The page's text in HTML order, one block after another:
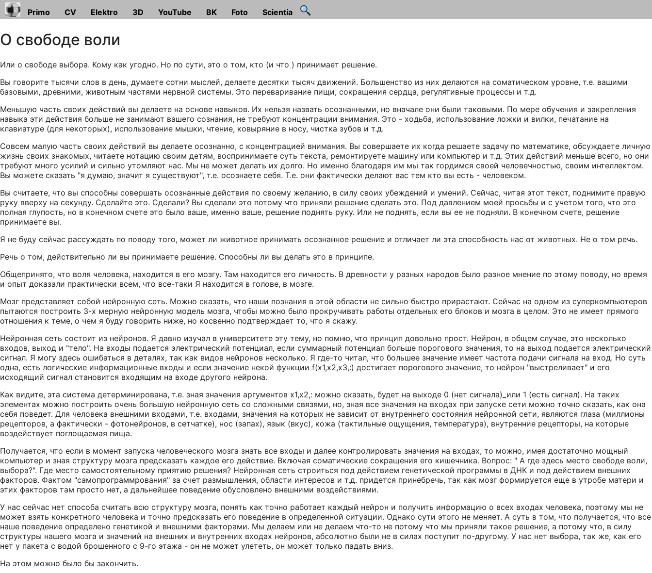
Primo CV Elektro 3D YouTube ВК Foto Scientia
О свободе воли
Или о свободе выбора. Кому как угодно. Но по сути, это о том, кто (и что ) принимает решение.
Вы говорите тысячи слов в день, думаете сотни мыслей, делаете десятки тысяч движений. Большенство из них делаются на соматическом уровне, т.е. вашими
базовыми, древними, животным частями нервной системы. Это переваривание пищи, сокращения сердца, регулятивные процессы и т.д.
Меньшую часть своих действий вы делаете на основе навыков. Их нельзя назвать осознанными, но вначале они были таковыми. По мере обучения и закрепления
навыка эти действия больше не занимают вашего сознания, не требуют концентрации внимания. Это - ходьба, использование ложки и вилки, печатание на
клавиатуре (для некоторых), использование мышки, чтение, ковыряние в носу, чистка зубов и т.д.
Совсем малую часть своих действий вы делаете осознанно, с концентрацией внимания. Вы совершаете их когда решаете задачу по математике, обсуждаете личную
жизнь своих знакомых, читаете нотацию своим детям, воспринимаете суть текста, ремонтируете машину или компьютер и т.д. Этих действий меньше всего, но они
требуют много усилий и сильно утомляют нас. Мы не может делать их долго. Но именно благодаря им мы так гордимся своей человечностью, своим интеллектом.
Вы можете сказать "я думаю, значит я существуют", т.е. осознаете себя. Т.е. они фактически делают вас тем кто вы есть - человеком.
Вы считаете, что вы способны совершать осознанные действия по своему желанию, в силу своих убеждений и умений. Сейчас, читая этот текст, поднимите правую
руку вверху на секунду. Сделайте это. Сделали? Вы сделали это потому что приняли решение сделать это. Под давлением моей просьбы и с учетом того, что это
полная глупость, но в конечном счете это было ваше, именно ваше, решение поднять руку. Или не поднять, если вы ее не подняли. В конечном счете, решение
принимаете вы.
Я не буду сейчас рассуждать по поводу того, может ли животное принимать осознанное решение и отличает ли эта способность нас от животных. Не о том речь.
Речь о том, действительно ли вы принимаете решение. Способны ли вы делать это в принципе.
Общепринято, что воля человека, находится в его мозгу. Там находится его личность. В древности у разных народов было разное мнение по этому поводу, но время
и опыт доказали практически всем, что все-таки Я находится в голове, в мозге.
Мозг представляет собой нейронную сеть. Можно сказать, что наши познания в этой области не сильно быстро прирастают. Сейчас на одном из суперкомпьютеров
пытаются построить 3-х мерную нейронную модель мозга, чтобы можно было прокручивать работы отдельных его блоков и мозга в целом. Это не имеет прямого
отношения к теме, о чем я буду говорить ниже, но косвенно подтверждает то, что я скажу.
Нейронная сеть состоит из нейронов. Я давно изучал в университете эту тему, но помню, что принцип довольно прост. Нейрон, в общем случае, это несколько
входов, выход и "тело". На входы подается электрический потенциал, если суммарный потенциал больше порогового значения, то на выход подается электрический
сигнал. Я могу здесь ошибаться в деталях, так как видов нейронов несколько. Я где-то читал, что большее значение имеет частота подачи сигнала на вход. Но суть
одна, есть логические информационные входы и если значение некой функции f(x1,x2,x3,:) достигает порогового значение, то нейрон "выстреливает" и его
исходящий сигнал становится входящим на входе другого нейрона.
Как видите, эта система детерминирована, т.е. зная значения аргументов x1,x2,: можно сказать, будет на выходе 0 (нет сигнала)_или 1 (есть сигнал). На таких
элементах можно построить очень большую нейронную сеть со сложными связями, но, зная все значения на входах при запуске сети можно точно сказать, как она
себя поведет. Для человека внешними входами, т.е. входами, значения на которых не зависит от внутреннего состояния нейронной сети, являются глаза (миллионы
рецепторов, а фактически - фотонейронов, в сетчатке), нос (запах), язык (вкус), кожа (тактильные ощущения, температура), внутренние рецепторы, на которые
воздействует поглощаемая пища.
Получается, что если в момент запуска человеческого мозга знать все входы и далее контролировать значения на входах, то можно, имея достаточно мощный
компьютер и зная структуру мозга предсказать каждое его действие. Включая соматические сокращения его кишечника. Вопрос: " А где здесь место свободе воли,
выбора?". Где место самостоятельному приятию решения? Нейронная сеть строиться под действием генетической программы в ДНК и под действием внешних
факторов. Фактом "самопрограммрования" за счет размышления, области интересов и т.д. придется принебречь, так как мозг формируется еще в утробе матери и
этих факторов там просто нет, а дальнейшее поведение обусловлено внешними воздействиями.
У нас сейчас нет способа считать всю структуру мозга, понять как точно работает каждый нейрон и получить информацию о всех входах человека, поэтому мы не
может взять конкретного человека и точно предсказать его поведение в определенной ситуации. Однако сути этого не меняет. А суть в том, что получается, что все
наше поведение определено генетикой и внешними факторами. Мы делаем или не делаем что-то не потому что мы приняли такое решение, а потому что, в силу
структуры нашего мозга и значений на внешних и внутренних входах нейронов, абсолютно были не в силах поступит по-другому. У нас нет выбора, так же, как его
нет у пакета с водой брошенного с 9-го этажа - он не может улететь, он может только падать вниз.
На этом можно было бы закончить.